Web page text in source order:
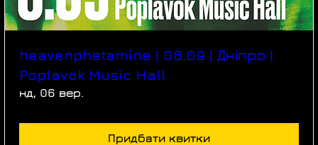
heavenphetamine | 06.09 | Дніпро |
Poplavok Music Hall
нд, 06 вер.
Придбати квитки